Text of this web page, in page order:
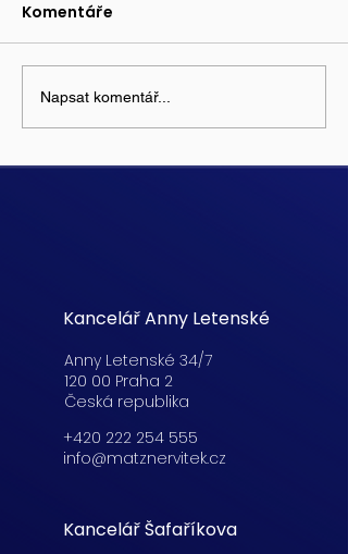
Komentáře
Napsat komentář...
Kancelář Anny Letenské
Anny Letenské 34/7
120 00 Praha 2
Česká republika
+420 222 254 555
info@matznervitek.cz
Kancelář Šafaříkova